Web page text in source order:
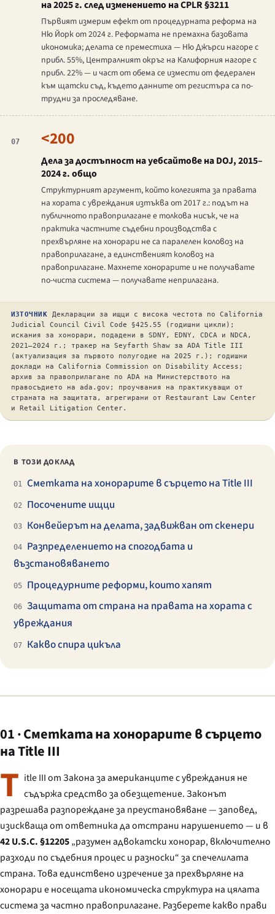
на 2025 г. след изменението на CPLR §3211
Първият измерим ефект от процедурната реформа на
Ню Йорк от 2024 г. Реформата не премахна базовата
икономика; делата се преместиха — Ню Джърси нагоре с
прибл. 55%, Централният окръг на Калифорния нагоре с
прибл. 22% — и част от обема се измести от федерален
към щатски съд, където данните от регистъра са по-
трудни за проследяване.
07 <200
Дела за достъпност на уебсайтове на DOJ, 2015–
2024 г. общо
Структурният аргумент, който колегията за правата
на хората с увреждания изтъква от 2017 г.: подът на
публичното правоприлагане е толкова нисък, че на
практика частните съдебни производства с
прехвърляне на хонорари не са паралелен коловоз на
правоприлагане, а единственият коловоз на
правоприлагане. Махнете хонорарите и не получавате
по-чиста система — получавате неприлагана.
ИЗТОЧНИК
Декларации за ищци с висока честота по California
Judicial Council Civil Code §425.55 (годишни цикли);
искания за хонорари, подадени в SDNY, EDNY, CDCA и NDCA,
2021–2024 г.; тракер на Seyfarth Shaw за ADA Title III
(актуализация за първото полугодие на 2025 г.); годишни
доклади на California Commission on Disability Access;
архив за правоприлагане по ADA на Министерството на
правосъдието на ada.gov; проучвания на практикуващи от
страната на защитата, агрегирани от Restaurant Law Center
и Retail Litigation Center.
В ТОЗИ ДОКЛАД
01 Сметката на хонорарите в сърцето на Title III
02 Посочените ищци
03 Конвейерът на делата, задвижван от скенери
04 Разпределението на спогодбата и
възстановяването
05 Процедурните реформи, които хапят
06 Защитата от страна на правата на хората с
увреждания
07 Какво спира цикъла
01 · Сметката на хонорарите в сърцето
на Title III
T itle III от Закона за американците с увреждания не
съдържа средство за обезщетение. Законът
разрешава разпореждане за преустановяване — заповед,
изискваща от ответника да отстрани нарушението — и в
42 U.S.C. §12205„разумен адвокатски хонорар, включително
разходи по съдебния процес и разноски“ за спечелилата
страна. Това единствено изречение за прехвърляне на
хонорари е носещата икономическа структура на цялата
система за частно правоприлагане. Разберете какво прави